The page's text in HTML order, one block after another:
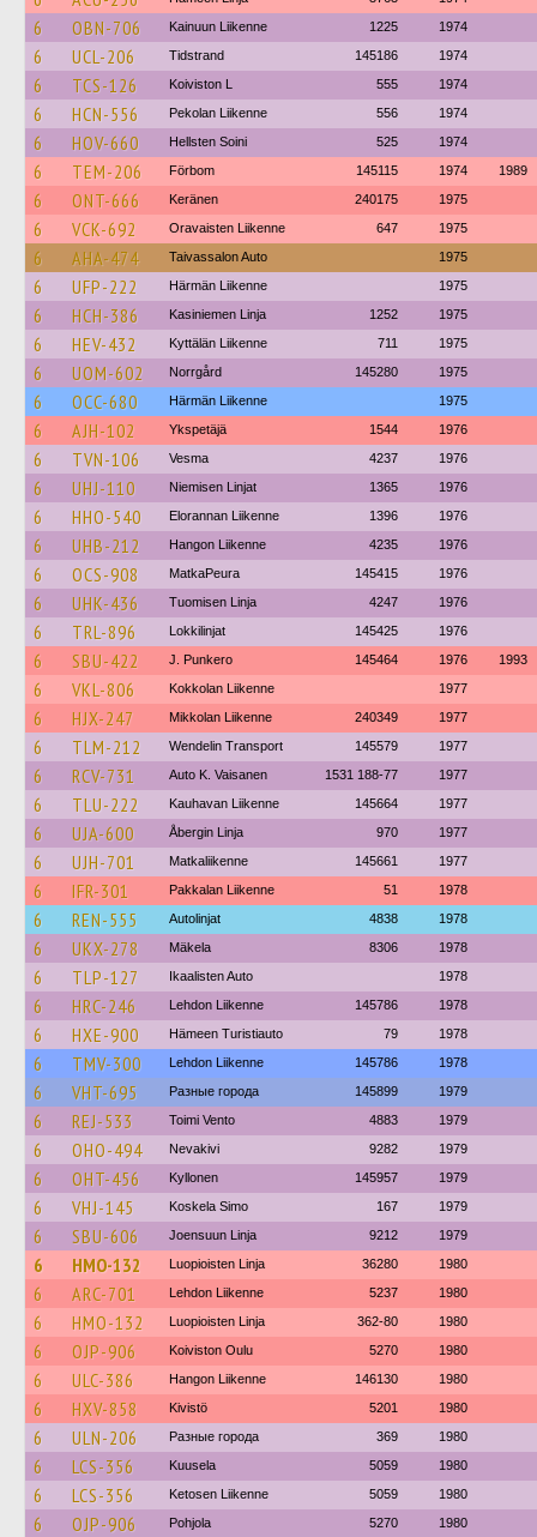
6 OBN-706 Kainuun Liikenne 1225 1974
6 UCL-206 Tidstrand 145186 1974
6 TCS-126 Koiviston L 555 1974
6 HCN-556 Pekolan Liikenne 556 1974
6 HOV-660 Hellsten Soini 525 1974
6 TEM-206 Förbom 145115 1974 1989
6 ONT-666 Keränen 240175 1975
6 VCK-692 Oravaisten Liikenne 647 1975
6 AHA-474 Taivassalon Auto 1975
6 UFP-222 Härmän Liikenne 1975
6 HCH-386 Kasiniemen Linja 1252 1975
6 HEV-432 Kyttälän Liikenne 711 1975
6 UOM-602 Norrgård 145280 1975
6 OCC-680 Härmän Liikenne 1975
6 AJH-102 Ykspetäjä 1544 1976
6 TVN-106 Vesma 4237 1976
6 UHJ-110 Niemisen Linjat 1365 1976
6 HHO-540 Elorannan Liikenne 1396 1976
6 UHB-212 Hangon Liikenne 4235 1976
6 OCS-908 MatkaPeura 145415 1976
6 UHK-436 Tuomisen Linja 4247 1976
6 TRL-896 Lokkilinjat 145425 1976
6 SBU-422 J. Punkero 145464 1976 1993
6 VKL-806 Kokkolan Liikenne 1977
6 HJX-247 Mikkolan Liikenne 240349 1977
6 TLM-212 Wendelin Transport 145579 1977
6 RCV-731 Auto K. Vaisanen 1531 188-77 1977
6 TLU-222 Kauhavan Liikenne 145664 1977
6 UJA-600 Åbergin Linja 970 1977
6 UJH-701 Matkaliikenne 145661 1977
6 IFR-301 Pakkalan Liikenne 51 1978
6 REN-555 Autolinjat 4838 1978
6 UKX-278 Mäkela 8306 1978
6 TLP-127 Ikaalisten Auto 1978
6 HRC-246 Lehdon Liikenne 145786 1978
6 HXE-900 Hämeen Turistiauto 79 1978
6 TMV-300 Lehdon Liikenne 145786 1978
6 VHT-695 Разные города 145899 1979
6 REJ-533 Toimi Vento 4883 1979
6 OHO-494 Nevakivi 9282 1979
6 OHT-456 Kyllonen 145957 1979
6 VHJ-145 Koskela Simo 167 1979
6 SBU-606 Joensuun Linja 9212 1979
6 HMO-132 Luopioisten Linja 36280 1980
6 ARC-701 Lehdon Liikenne 5237 1980
6 HMO-132 Luopioisten Linja 362-80 1980
6 OJP-906 Koiviston Oulu 5270 1980
6 ULC-386 Hangon Liikenne 146130 1980
6 HXV-858 Kivistö 5201 1980
6 ULN-206 Разные города 369 1980
6 LCS-356 Kuusela 5059 1980
6 LCS-356 Ketosen Liikenne 5059 1980
6 OJP-906 Pohjola 5270 1980